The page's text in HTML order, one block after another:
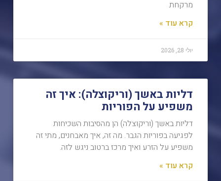
מרקחת
קרא עוד »
יולי 28, 2026
דליות באשך (וריקוצלה): איך זה
משפיע על הפוריות
דליות באשך (וריקוצלה) הן מהסיבות השכיחות
לפגיעה בפוריות הגבר. מה זה, איך מאבחנים, מתי זה
משפיע על הזרע ואיך מרכז ברטוב ניגש לזה.
קרא עוד »